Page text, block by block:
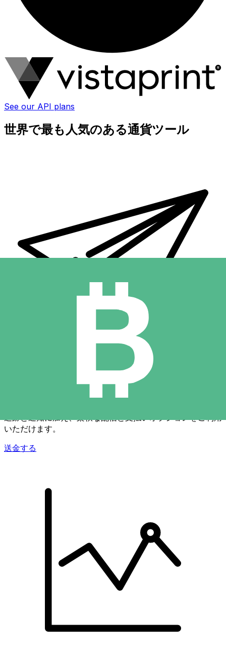
See our API plans
世界で最も人気のある通貨ツール
いただけます。
送金する